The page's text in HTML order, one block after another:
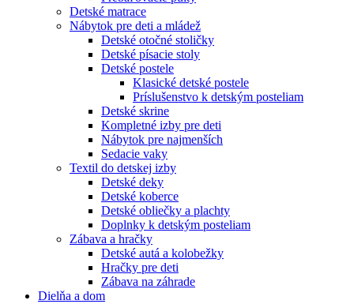
Detské matrace
Nábytok pre deti a mládež
Detské otočné stoličky
Detské písacie stoly
Detské postele
Klasické detské postele
Príslušenstvo k detským posteliam
Detské skrine
Kompletné izby pre deti
Nábytok pre najmenších
Sedacie vaky
Textil do detskej izby
Detské deky
Detské koberce
Detské obliečky a plachty
Doplnky k detským posteliam
Zábava a hračky
Detské autá a kolobežky
Hračky pre deti
Zábava na záhrade
Dielňa a dom